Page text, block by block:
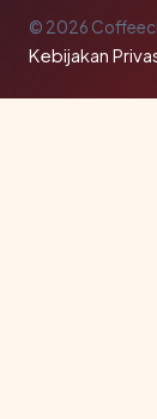
© 2026
Kebijakan